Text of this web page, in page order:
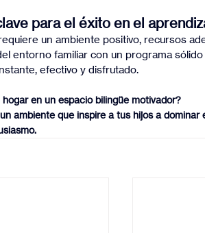
para el éxito en el
un ambiente positivo, recursos
entorno familiar con un programa sólido
efectivo y disfrutado.
en un espacio bilingüe motivador?
ambiente que inspire a tus hijos a dominar